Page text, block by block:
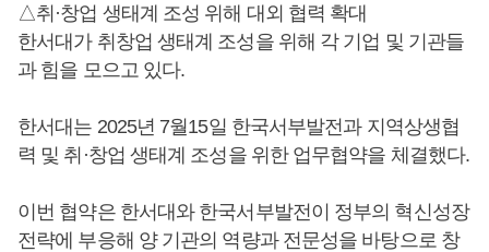
△취·창업 생태계 조성 위해 대외 협력 확대
한서대가 취창업 생태계 조성을 위해 각 기업 및 기관들
과 힘을 모으고 있다.
한서대는 2025년 7월15일 한국서부발전과 지역상생협
력 및 취·창업 생태계 조성을 위한 업무협약을 체결했다.
이번 협약은 한서대와 한국서부발전이 정부의 혁신성장
전략에 부응해 양 기관의 역량과 전문성을 바탕으로 창